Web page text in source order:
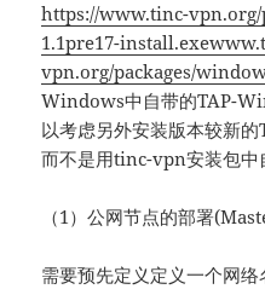
https://www.tinc-
1.1pre17-install.exe
vpn.org/packages/
Windows中自带的TAP-
以考虑另外安装版本较新
而不是用tinc-vpn安装包
（1）公网节点的部署
需要预先定义定义一个网